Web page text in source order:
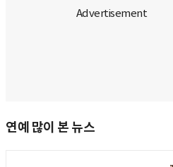
연예 많이 본 뉴스